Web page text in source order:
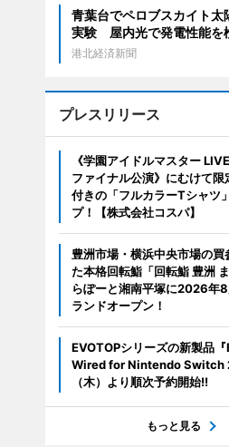
青葉台でペロブスカイト太
実験 屋内光で発電性能を
港北経済新聞
プレスリリース
《学園アイドルマスター
ファイナル公演》にむけて限
付きの「フルカラーTシャツ
プ！【株式会社コスパ】
豊洲市場・横浜中央市場の買
た本格回転鮨「回転鮨 豊洲
らぽーと湘南平塚に2026年
ランドオープン！
EVOTOPシリーズの新製品
Wired for Nintendo Switch
（木）より順次予約開始!!
もっと見る